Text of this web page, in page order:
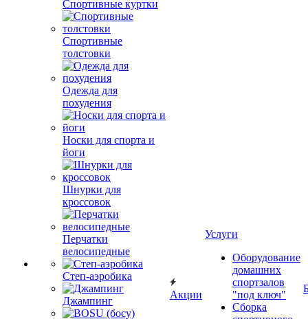
Спортивные куртки
Спортивные
толстовки
Одежда для
похудения
Носки для спорта и
йоги
Шнурки для
кроссовок
Перчатки
велосипедные
Степ-аэробика
Джампинг
Акции
Услуги
Оборудование
домашних
спортзалов
"под ключ"
Сборка